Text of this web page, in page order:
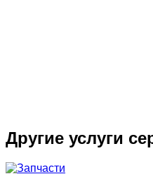
Другие услуги